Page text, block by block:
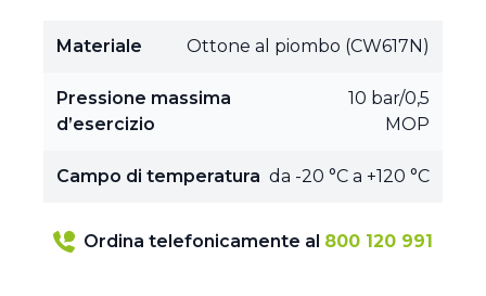
Materiale Ottone al piombo (CW617N)
Pressione massima
d’esercizio
10 bar/0,5
MOP
Campo di temperatura da -20 °C a +120 °C
Ordina telefonicamente al 800 120 991